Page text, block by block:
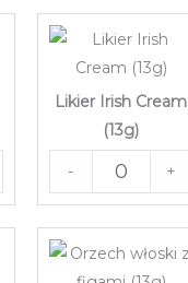
Likier Irish Cream
(13g)
- +